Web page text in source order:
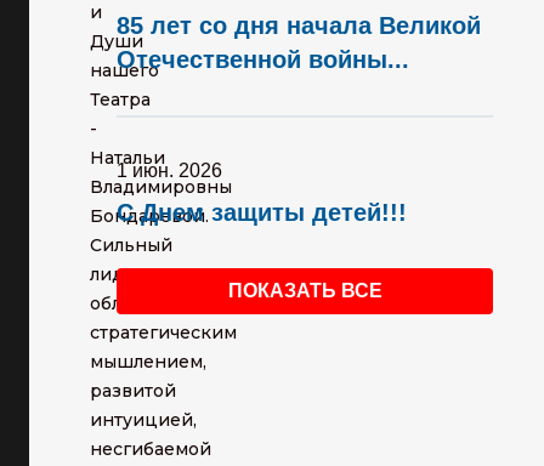
и
Души
нашего
Театра
-
Натальи
Владимировны
Бондаревой.
Сильный
лидер,
обладающий
стратегическим
мышлением,
развитой
интуицией,
несгибаемой
85 лет со дня начала Великой
Отечественной войны...
1 июн. 2026
С Днем защиты детей!!!
ПОКАЗАТЬ ВСЕ